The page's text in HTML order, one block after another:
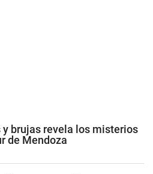
y brujas revela los misterios
de Mendoza